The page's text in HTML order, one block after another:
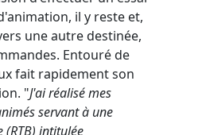
il y reste et,
une autre destinée,
Entouré de
fait rapidement son
"J'ai réalisé mes
servant à une
(RTB) intitulée